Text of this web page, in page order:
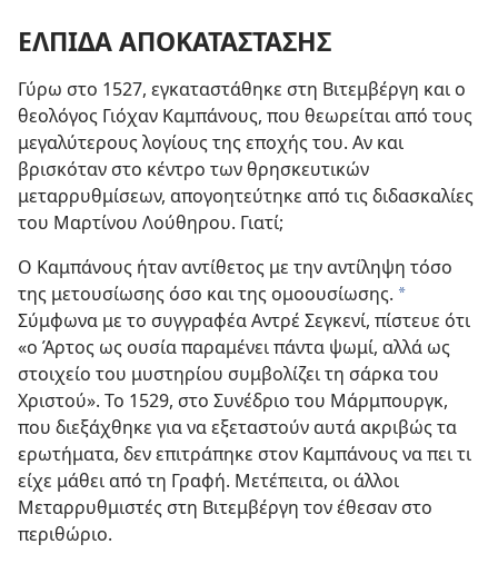
ΕΛΠΙΔΑ ΑΠΟΚΑΤΑΣΤΑΣΗΣ
Γύρω στο 1527, εγκαταστάθηκε στη Βιτεμβέργη και ο
θεολόγος Γιόχαν Καμπάνους, που θεωρείται από τους
μεγαλύτερους λογίους της εποχής του. Αν και
βρισκόταν στο κέντρο των θρησκευτικών
μεταρρυθμίσεων, απογοητεύτηκε από τις διδασκαλίες
του Μαρτίνου Λούθηρου. Γιατί;
Ο Καμπάνους ήταν αντίθετος με την αντίληψη τόσο
της μετουσίωσης όσο και της ομοουσίωσης. *
Σύμφωνα με το συγγραφέα Αντρέ Σεγκενί, πίστευε ότι
«ο Άρτος ως ουσία παραμένει πάντα ψωμί, αλλά ως
στοιχείο του μυστηρίου συμβολίζει τη σάρκα του
Χριστού». Το 1529, στο Συνέδριο του Μάρμπουργκ,
που διεξάχθηκε για να εξεταστούν αυτά ακριβώς τα
ερωτήματα, δεν επιτράπηκε στον Καμπάνους να πει τι
είχε μάθει από τη Γραφή. Μετέπειτα, οι άλλοι
Μεταρρυθμιστές στη Βιτεμβέργη τον έθεσαν στο
περιθώριο.